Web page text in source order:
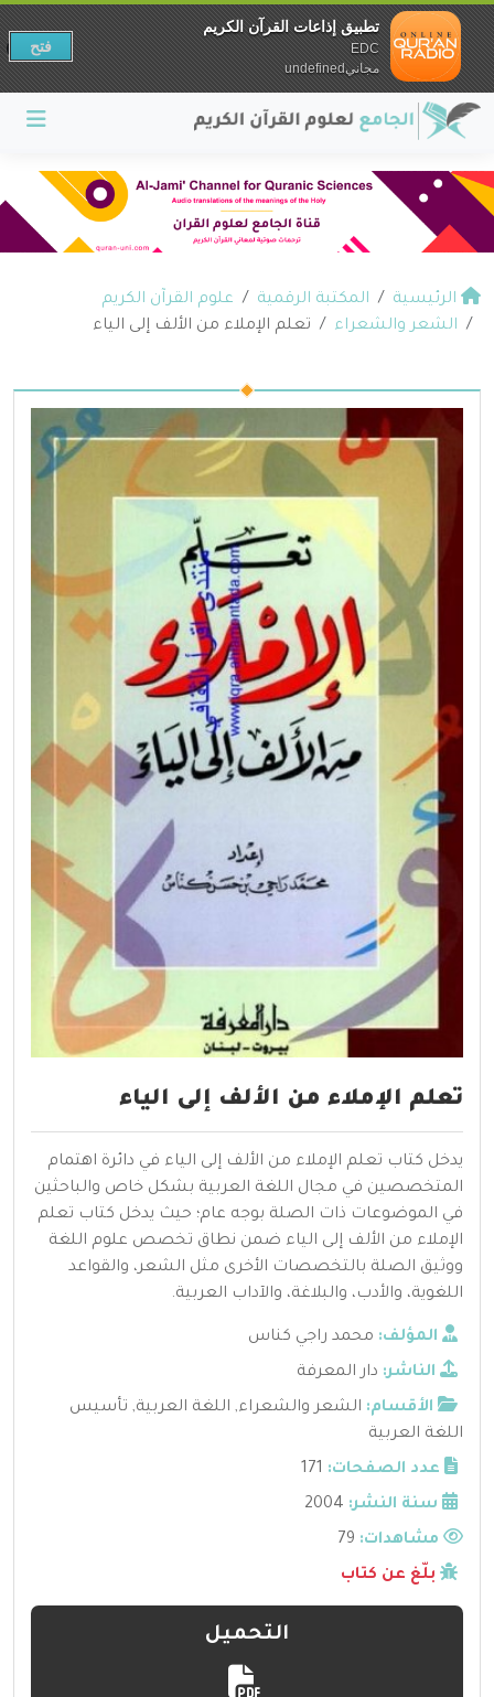
الرئيسية المكتبة الرقمية
علوم القرآن الكريم
الشعر والشعراء
تعلم الإملاء من الألف إلى الياء
تعلم الإملاء من الألف إلى الياء
يدخل كتاب تعلم الإملاء من الألف إلى الياء في دائرة اهتمام
المتخصصين في مجال اللغة العربية بشكل خاص والباحثين
في الموضوعات ذات الصلة بوجه عام؛ حيث يدخل كتاب تعلم
الإملاء من الألف إلى الياء ضمن نطاق تخصص علوم اللغة
ووثيق الصلة بالتخصصات الأخرى مثل الشعر، والقواعد
اللغوية، والأدب، والبلاغة، والآداب العربية.
المؤلف: محمد راجي كناس
الناشر: دار المعرفة
الأقسام: الشعر والشعراء, اللغة العربية, تأسيس
اللغة العربية
عدد الصفحات: 171
سنة النشر: 2004
مشاهدات:
بلّغ عن كتاب
التحميل
تطبيق إذاعات القرآن الكريم
EDC
مجانيundefined
فتح